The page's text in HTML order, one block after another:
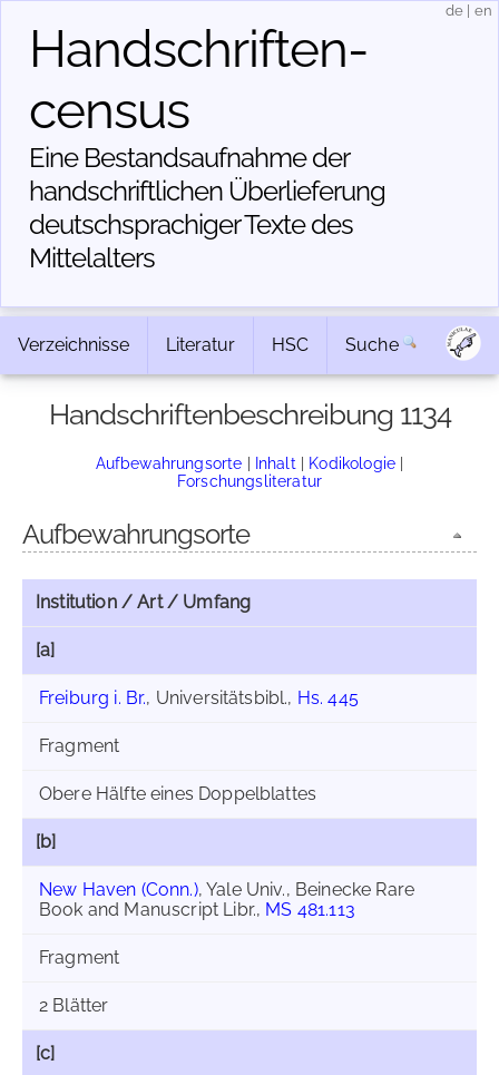
Handschriften­
census
Eine Bestandsaufnahme der
handschriftlichen Über­lieferung
deutschsprachiger Texte des
Mittelalters
de en
Verzeichnisse Literatur HSC Suche
Handschriftenbeschreibung 1134
Aufbewahrungsorte | Inhalt | Kodikologie |
Forschungsliteratur
Aufbewahrungsorte
Institution / Art / Umfang
[a]
Freiburg i. Br., Universitätsbibl., Hs. 445
Fragment
Obere Hälfte eines Doppelblattes
[b]
New Haven (Conn.), Yale Univ., Beinecke Rare
Book and Manuscript Libr., MS 481.113
Fragment
2 Blätter
[c]